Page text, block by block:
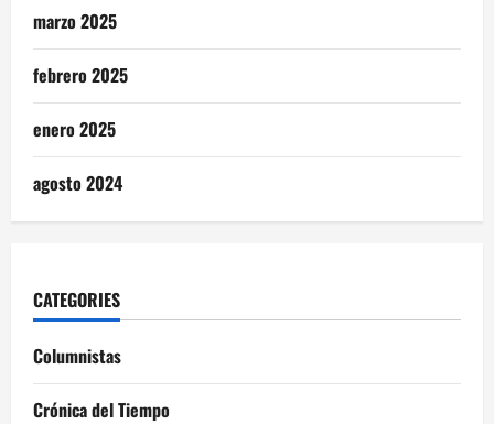
marzo 2025
febrero 2025
enero 2025
agosto 2024
CATEGORIES
Columnistas
Crónica del Tiempo